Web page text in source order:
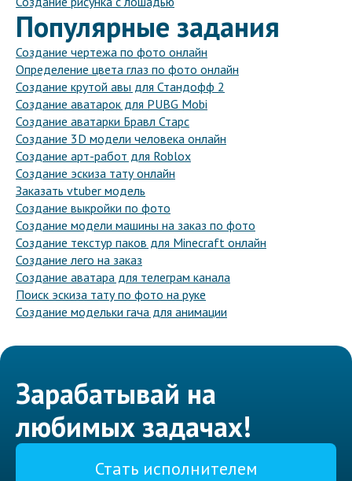
Популярные задания
Создание чертежа по фото онлайн
Определение цвета глаз по фото онлайн
Создание крутой авы для Стандофф 2
Создание аватарок для PUBG Mobi
Создание аватарки Бравл Старс
Создание 3D модели человека онлайн
Создание арт-работ для Roblox
Создание эскиза тату онлайн
Заказать vtuber модель
Создание выкройки по фото
Создание модели машины на заказ по фото
Создание текстур паков для Minecraft онлайн
Создание лего на заказ
Создание аватара для телеграм канала
Поиск эскиза тату по фото на руке
Создание модельки гача для анимации
Зарабатывай на
любимых задачах!
Стать исполнителем